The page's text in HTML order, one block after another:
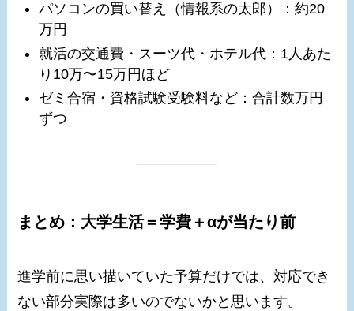
パソコンの買い替え（情報系の太郎）：約20
万円
就活の交通費・スーツ代・ホテル代：1人あた
り10万〜15万円ほど
ゼミ合宿・資格試験受験料など：合計数万円
ずつ
まとめ：大学生活＝学費＋αが当たり前
進学前に思い描いていた予算だけでは、対応でき
ない部分実際は多いのでないかと思います。